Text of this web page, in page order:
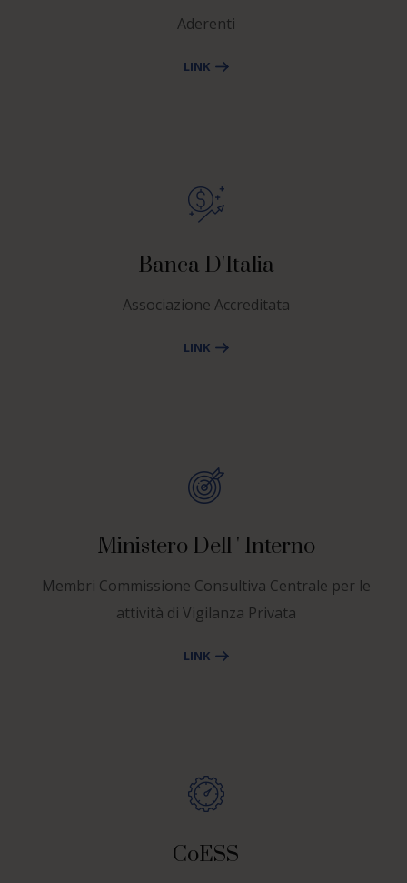
Aderenti
LINK
Banca D'Italia
Associazione Accreditata
LINK
Ministero Dell ' Interno
Membri Commissione Consultiva Centrale per le
attività di Vigilanza Privata
LINK
CoESS